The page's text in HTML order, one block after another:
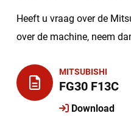
Heeft u vraag over de
over de machine, neem
MITSUBISHI
FG30 F13C
Download